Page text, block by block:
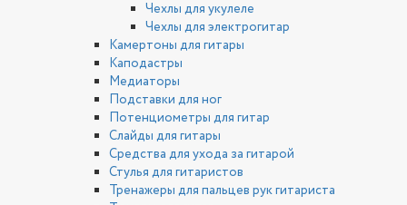
Чехлы для укулеле
Чехлы для электрогитар
Камертоны для гитары
Каподастры
Медиаторы
Подставки для ног
Потенциометры для гитар
Слайды для гитары
Средства для ухода за гитарой
Стулья для гитаристов
Тренажеры для пальцев рук гитариста